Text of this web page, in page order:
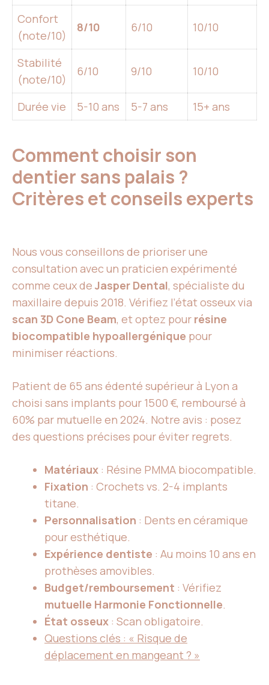
Confort
(note/10)
8/10 6/10 10/10
Stabilité
(note/10)
6/10 9/10 10/10
Durée vie 5-10 ans 5-7 ans 15+ ans
Comment choisir son
dentier sans palais ?
Critères et conseils experts
Nous vous conseillons de prioriser une
consultation avec un praticien expérimenté
comme ceux de Jasper Dental, spécialiste du
maxillaire depuis 2018. Vérifiez l’état osseux via
scan 3D Cone Beam, et optez pour résine
biocompatible hypoallergénique pour
minimiser réactions.
Patient de 65 ans édenté supérieur à Lyon a
choisi sans implants pour 1500 €, remboursé à
60% par mutuelle en 2024. Notre avis : posez
des questions précises pour éviter regrets.
Matériaux : Résine PMMA biocompatible.
Fixation : Crochets vs. 2-4 implants
titane.
Personnalisation : Dents en céramique
pour esthétique.
Expérience dentiste : Au moins 10 ans en
prothèses amovibles.
Budget/remboursement : Vérifiez
mutuelle Harmonie Fonctionnelle.
État osseux : Scan obligatoire.
Questions clés : « Risque de
déplacement en mangeant ? »